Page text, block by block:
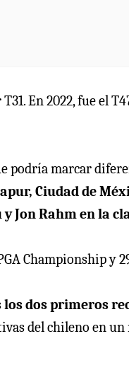
En 2022, fue el
podría marcar
Ciudad de
Jon Rahm en la
Championship y
dos primeros
del chileno en un